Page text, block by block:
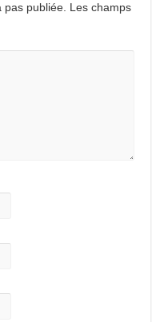
pas publiée. Les champs